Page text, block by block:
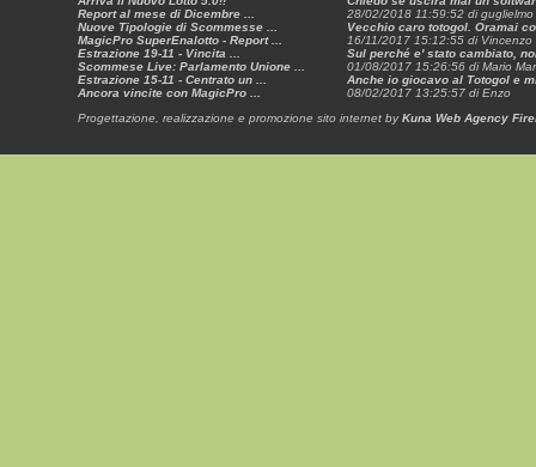
Report al mese di Dicembre ...
Nuove Tipologie di Scommesse ...
MagicPro SuperEnalotto - Report ...
Estrazione 19-11 - Vincita ...
Scommese Live: Parlamento Unione ...
Estrazione 15-11 - Centrato un ...
Ancora vincite con MagicPro ...
28/02/2018 11:59:52 di guglielmo
Vecchio caro totogol. Oramai
16/11/2017 15:12:55 di Vincenzo
Sul perché e' stato cambiato,
01/08/2017 15:26:56 di Mario
Anche io giocavo al Totogol e
08/02/2017 13:25:57 di Enzo
Progettazione, realizzazione e promozione sito internet byKuna Web Agency